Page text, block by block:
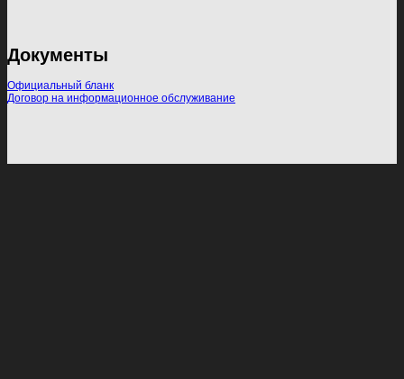
Документы
Официальный бланк
Договор на информационное обслуживание